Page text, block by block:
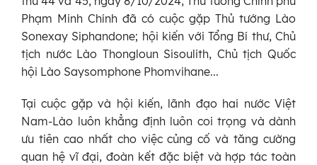
Phạm Minh Chính đã có cuộc gặp Thủ tướng Lào
Sonexay Siphandone; hội kiến với Tổng Bí thư, Chủ
tịch nước Lào Thongloun Sisoulith, Chủ tịch Quốc
hội Lào Saysomphone Phomvihane...
Tại cuộc gặp và hội kiến, lãnh đạo hai nước Việt
Nam-Lào luôn khẳng định luôn coi trọng và dành
ưu tiên cao nhất cho việc củng cố và tăng cường
quan hệ vĩ đại, đoàn kết đặc biệt và hợp tác toàn